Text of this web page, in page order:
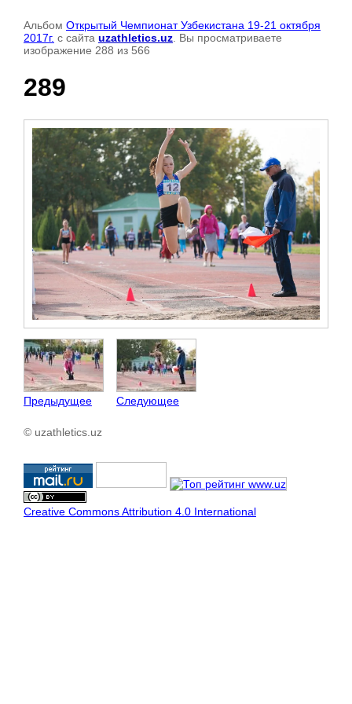
Альбом Открытый Чемпионат Узбекистана 19-21 октября
2017г. с сайта uzathletics.uz . Вы просматриваете
изображение 288 из 566
289
Предыдущее Следующее
© uzathletics.uz
Creative Commons Attribution 4.0 International